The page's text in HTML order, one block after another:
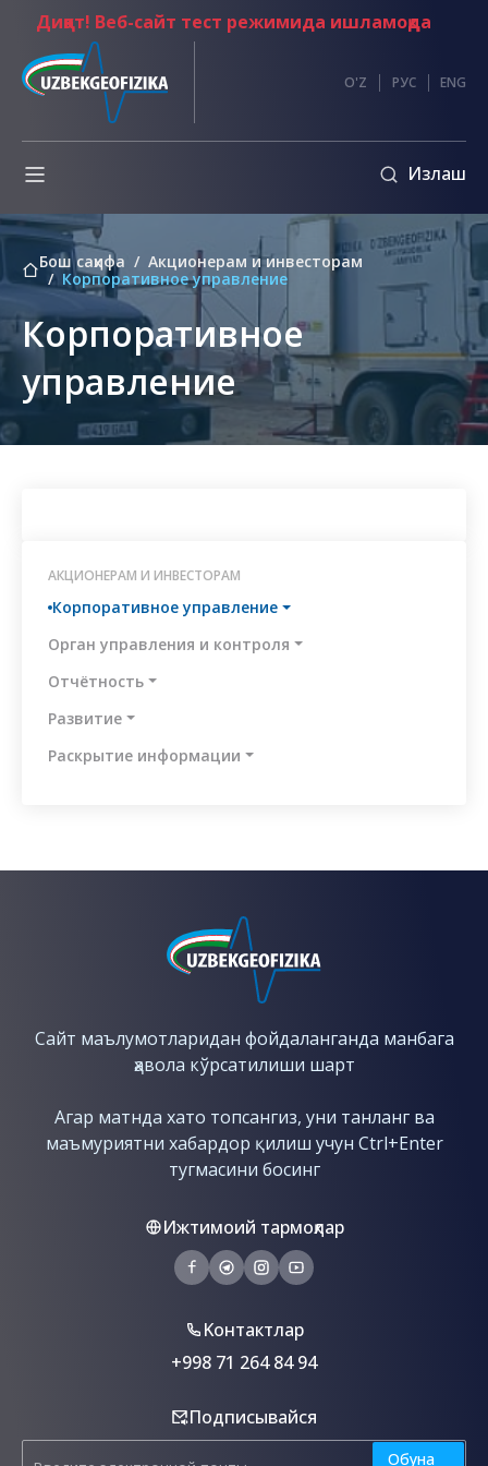
Диққат! Веб-сайт тест режимида ишламоқда
O'Z РУС ENG
Излаш
Бош саҳифа
Акционерам и инвесторам
Корпоративное управление
Корпоративное
управление
АКЦИОНЕРАМ И ИНВЕСТОРАМ
Корпоративное управление
Орган управления и контроля
Отчётность
Развитие
Раскрытие информации
Сайт маълумотларидан фойдаланганда манбага
ҳавола кўрсатилиши шарт
Агар матнда хато топсангиз, уни танланг ва
маъмуриятни хабардор қилиш учун Сtrl+Enter
тугмасини босинг
Ижтимоий тармоқлар
Kонтактлар
+998 71 264 84 94
Подписывайся
Обуна